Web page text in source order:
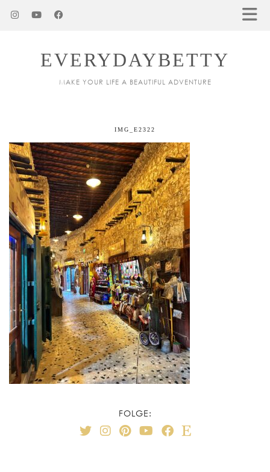
EVERYDAYBETTY
MAKE YOUR LIFE A BEAUTIFUL ADVENTURE
IMG_E2322
FOLGE: